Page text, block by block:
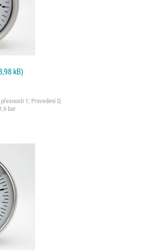
kB)
1; Provedení D,
bar